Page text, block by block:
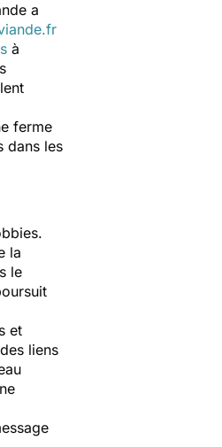
a
à
ferme
dans les
la
le
et
liens